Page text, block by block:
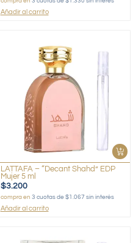
Añadir al carrito
LATTAFA – “Decant Shahd” EDP
Mujer 5 ml
$3.200
compra en 3 cuotas de $1.067 sin interés
Añadir al carrito